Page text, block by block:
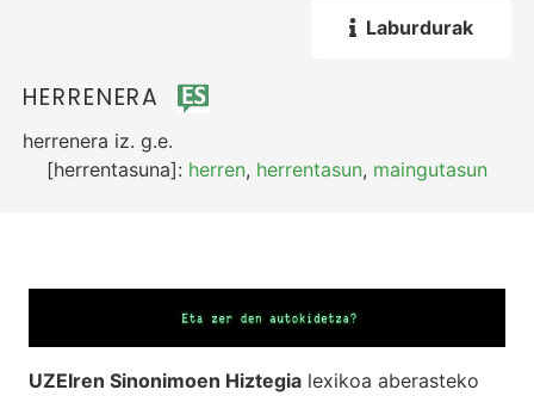
Laburdurak
HERRENERA
herrenera iz. g.e.
[herrentasuna]: herren, herrentasun, maingutasun
UZEIren Sinonimoen Hiztegia lexikoa aberasteko